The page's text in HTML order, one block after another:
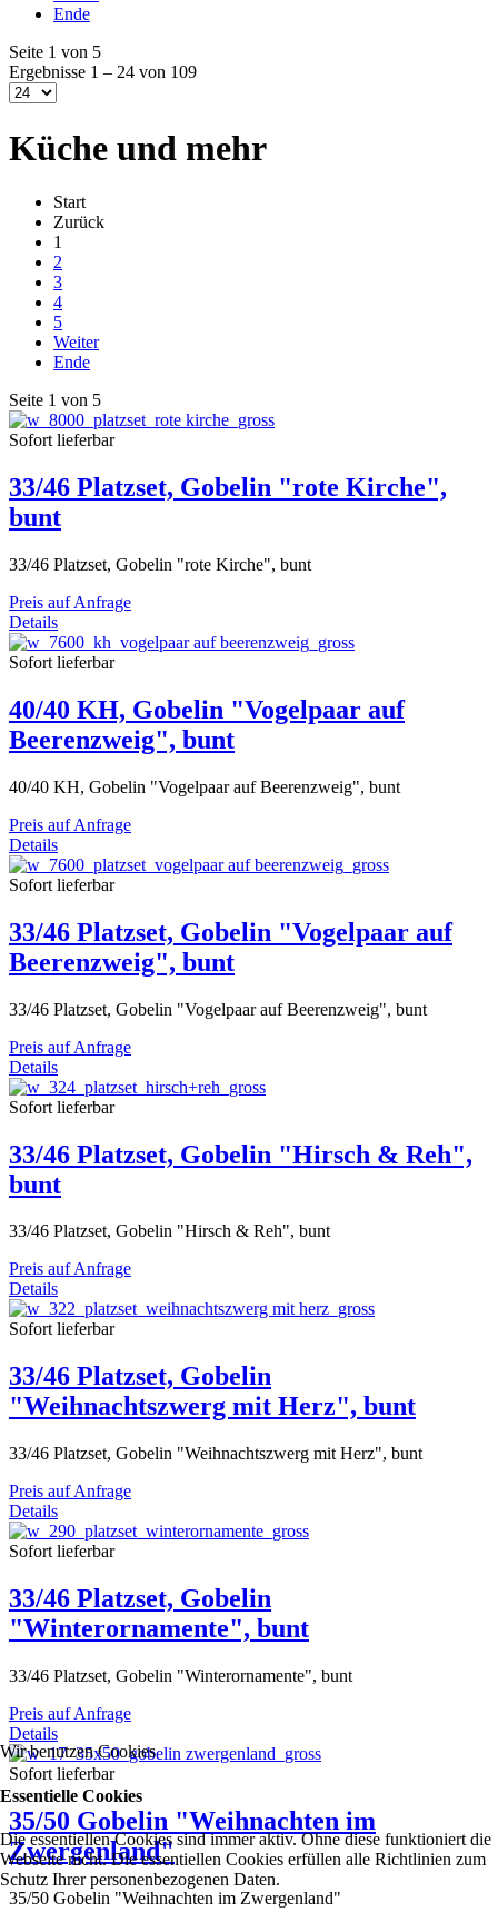
Ende
Seite 1 von 5
Ergebnisse 1 – 24 von 109
Küche und mehr
Start
Zurück
1
2
3
4
5
Weiter
Ende
Seite 1 von 5
Sofort lieferbar
33/46 Platzset, Gobelin "rote Kirche",
bunt
33/46 Platzset, Gobelin "rote Kirche", bunt
Preis auf Anfrage
Details
Sofort lieferbar
40/40 KH, Gobelin "Vogelpaar auf
Beerenzweig", bunt
40/40 KH, Gobelin "Vogelpaar auf Beerenzweig", bunt
Preis auf Anfrage
Details
Sofort lieferbar
33/46 Platzset, Gobelin "Vogelpaar auf
Beerenzweig", bunt
33/46 Platzset, Gobelin "Vogelpaar auf Beerenzweig", bunt
Preis auf Anfrage
Details
Sofort lieferbar
33/46 Platzset, Gobelin "Hirsch & Reh",
bunt
33/46 Platzset, Gobelin "Hirsch & Reh", bunt
Preis auf Anfrage
Details
Sofort lieferbar
33/46 Platzset, Gobelin
"Weihnachtszwerg mit Herz", bunt
33/46 Platzset, Gobelin "Weihnachtszwerg mit Herz", bunt
Preis auf Anfrage
Details
Sofort lieferbar
33/46 Platzset, Gobelin
"Winterornamente", bunt
33/46 Platzset, Gobelin "Winterornamente", bunt
Preis auf Anfrage
Details
Sofort lieferbar
35/50 Gobelin "Weihnachten im
Zwergenland"
35/50 Gobelin "Weihnachten im Zwergenland"
Wir benutzen Cookies
Essentielle Cookies
Die essentiellen Cookies sind immer aktiv. Ohne diese funktioniert die
Webseite nicht. Die essentiellen Cookies erfüllen alle Richtlinien zum
Schutz Ihrer personenbezogenen Daten.